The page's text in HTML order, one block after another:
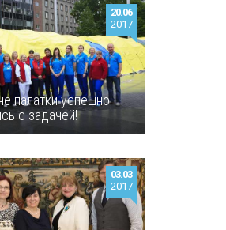
палатки успешно
с задачей!
20.06
2017
03.03
2017